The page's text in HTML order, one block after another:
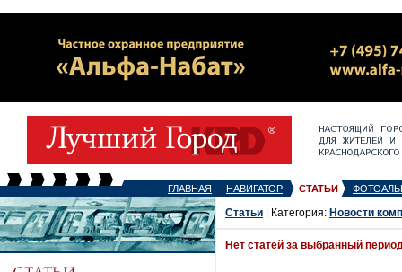
ГЛАВНАЯ НАВИГАТОР СТАТЬИ
Статьи | Категория: Новости
Нет статей за выбранный